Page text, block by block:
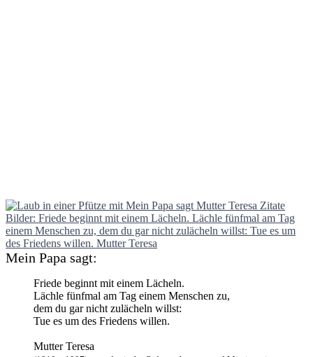
Mein Papa sagt:
Friede beginnt mit einem Lächeln.
Lächle fünfmal am Tag einem Menschen zu,
dem du gar nicht zulächeln willst:
Tue es um des Friedens willen.
Mutter Teresa